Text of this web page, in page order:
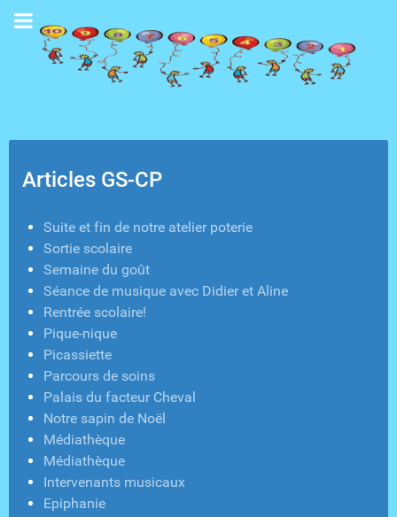
Articles GS-CP
Suite et fin de notre atelier poterie
Sortie scolaire
Semaine du goût
Séance de musique avec Didier et Aline
Rentrée scolaire!
Pique-nique
Picassiette
Parcours de soins
Palais du facteur Cheval
Notre sapin de Noël
Médiathèque
Médiathèque
Intervenants musicaux
Epiphanie